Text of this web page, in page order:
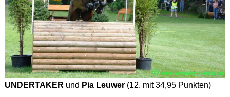
UNDERTAKER und Pia Leuwer(12. mit 34,95 Punkten)